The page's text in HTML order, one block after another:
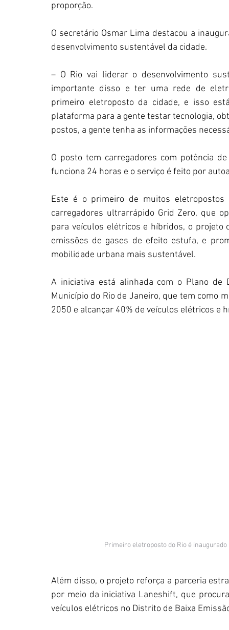
proporção.
O secretário Osmar Lima destacou a
desenvolvimento sustentável da cidade.
– O Rio vai liderar o desenvolvimento
importante disso e ter uma rede de
primeiro eletroposto da cidade, e isso
plataforma para a gente testar tecnologia,
postos, a gente tenha as informações
O posto tem carregadores com potência
funciona 24 horas e o serviço é feito por
Este é o primeiro de muitos eletropostos
carregadores ultrarrápido Grid Zero, que
para veículos elétricos e híbridos, o projeto
emissões de gases de efeito estufa, e
mobilidade urbana mais sustentável.
A iniciativa está alinhada com o Plano de
Município do Rio de Janeiro, que tem como
2050 e alcançar 40% de veículos elétricos e
Primeiro eletroposto do Rio é
Além disso, o projeto reforça a parceria
por meio da iniciativa Laneshift, que
veículos elétricos no Distrito de Baixa